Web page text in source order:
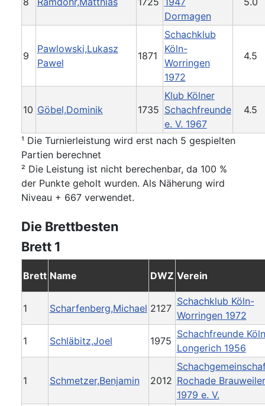
Dormagen
9
Pawlowski,Lukasz
Pawel
1871
Schachklub
Köln-
Worringen
1972
4.5
10 Göbel,Dominik 1735
Klub Kölner
Schachfreunde
e. V. 1967
4.5
¹ Die Turnierleistung wird erst nach 5 gespielten
Partien berechnet
² Die Leistung ist nicht berechenbar, da 100 %
der Punkte geholt wurden. Als Näherung wird
Niveau + 667 verwendet.
Die Brettbesten
Brett 1
Brett Name DWZ Verein
1 Scharfenberg,Michael 2127
Schachklub Köln-
Worringen 1972
1 Schläbitz,Joel 1975
Schachfreunde
Longerich 1956
1 Schmetzer,Benjamin 2012 Rochade Brauweiler
1979 e. V.